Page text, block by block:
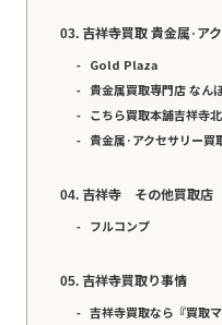
吉祥寺買取 貴金属·ア
Gold Plaza
貴金属買取専門店 なん
こちら買取本舗吉祥寺
貴金属·アクセサリー買
吉祥寺 その他買取店
フルコンプ
吉祥寺買取り事情
吉祥寺買取なら『買取マ